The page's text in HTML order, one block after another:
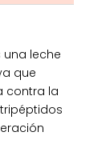
una leche
que
contra la